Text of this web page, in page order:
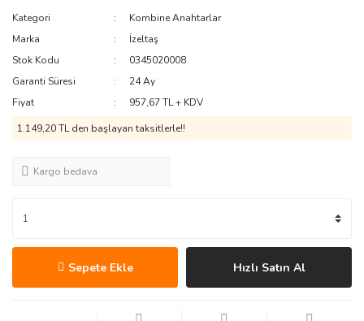
Kategori
Kombine Anahtarlar
Marka
İzeltaş
Stok Kodu
0345020008
Garanti Süresi
24 Ay
Fiyat
957,67 TL + KDV
1.149,20 TL den başlayan taksitlerle!!
Kargo bedava
Sepete Ekle Hızlı Satın Al